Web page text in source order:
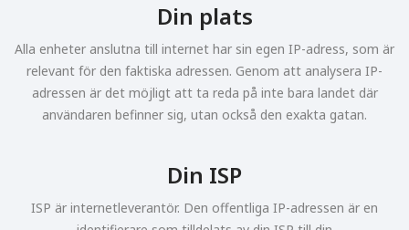
Din plats
Alla enheter anslutna till internet har sin egen IP-adress, som är
relevant för den faktiska adressen. Genom att analysera IP-
adressen är det möjligt att ta reda på inte bara landet där
användaren befinner sig, utan också den exakta gatan.
Din ISP
ISP är internetleverantör. Den offentliga IP-adressen är en